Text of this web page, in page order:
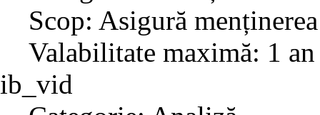
Scop: Asigură
Valabilitate maximă: 1 an
ib_vid